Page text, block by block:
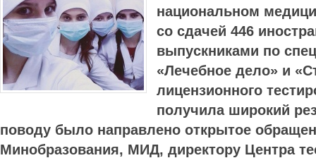
национальном
со сдачей 446
выпускниками по
«Лечебное дело» и
лицензионного
получила широкий
поводу было направлено открытое
Минобразования, МИД, директору Центра